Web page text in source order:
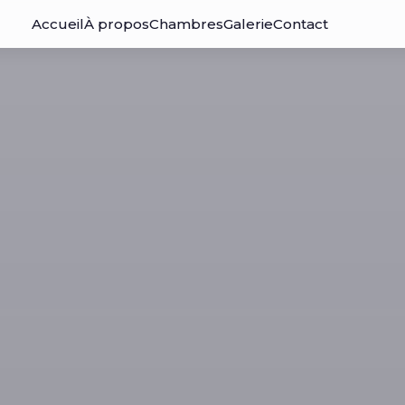
AccueilÀ proposChambresGalerieContact